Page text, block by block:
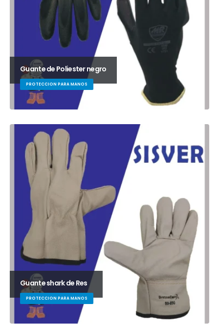
Guante de Poliester negro
PROTECCION PARA MANOS
Guante shark de Res
PROTECCION PARA MANOS